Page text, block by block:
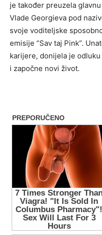
je također preuzela
Vlade Georgieva pod
svoje voditeljske
emisije “Sav taj Pink”.
karijere, donijela je
i započne novi život.